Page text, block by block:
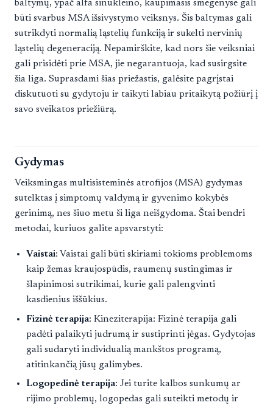
baltymų, ypač alfa sinukleino, kaupimasis smegenyse gali
būti svarbus MSA išsivystymo veiksnys. Šis baltymas gali
sutrikdyti normalią ląstelių funkciją ir sukelti nervinių
ląstelių degeneraciją. Nepamirškite, kad nors šie veiksniai
gali prisidėti prie MSA, jie negarantuoja, kad susirgsite
šia liga. Suprasdami šias priežastis, galėsite pagrįstai
diskutuoti su gydytoju ir taikyti labiau pritaikytą požiūrį į
savo sveikatos priežiūrą.
Gydymas
Veiksmingas multisisteminės atrofijos (MSA) gydymas
sutelktas į simptomų valdymą ir gyvenimo kokybės
gerinimą, nes šiuo metu ši liga neišgydoma. Štai bendri
metodai, kuriuos galite apsvarstyti:
Vaistai: Vaistai gali būti skiriami tokioms problemoms
kaip žemas kraujospūdis, raumenų sustingimas ir
šlapinimosi sutrikimai, kurie gali palengvinti
kasdienius iššūkius.
Fizinė terapija: Kineziterapija: Fizinė terapija gali
padėti palaikyti judrumą ir sustiprinti jėgas. Gydytojas
gali sudaryti individualią mankštos programą,
atitinkančią jūsų galimybes.
Logopedinė terapija: Jei turite kalbos sunkumų ar
rijimo problemų, logopedas gali suteikti metodų ir